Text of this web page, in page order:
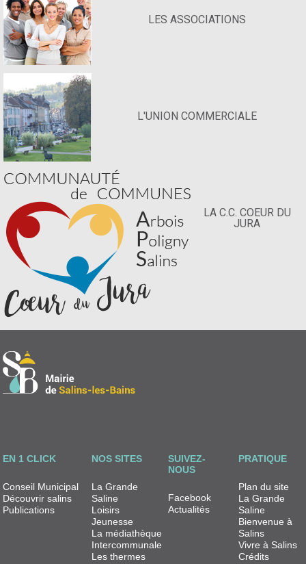
LES ASSOCIATIONS
L'UNION COMMERCIALE
LA C.C. COEUR DU
JURA
EN 1 CLICK
Conseil Municipal
Découvrir salins
Publications
NOS SITES
La Grande
Saline
Loisirs
Jeunesse
La médiathèque
Intercommunale
Les thermes
SUIVEZ-
NOUS
Facebook
Actualités
PRATIQUE
Plan du site
La Grande
Saline
Bienvenue à
Salins
Vivre à Salins
Crédits